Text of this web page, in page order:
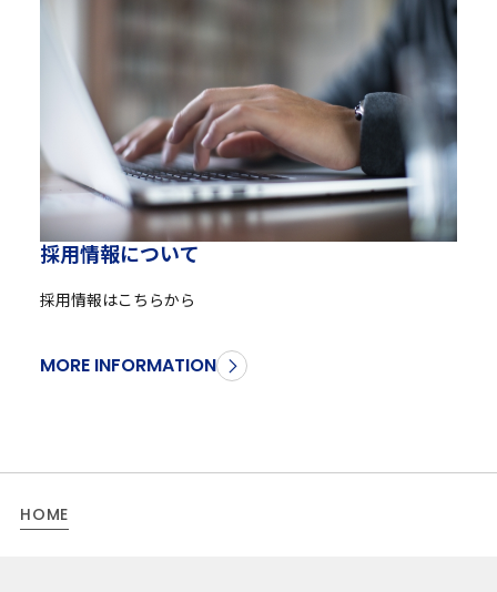
採用情報について
採用情報はこちらから
MORE INFORMATION
HOME